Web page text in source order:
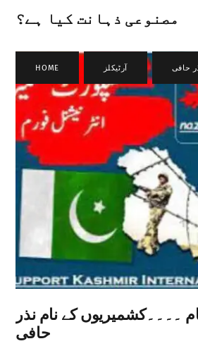
مصنوعی ذہانت کیا ہے؟
HOME آرٹیکلز , حافی
۔۔۔۔کشمیریوں کے نام نذر
حافی